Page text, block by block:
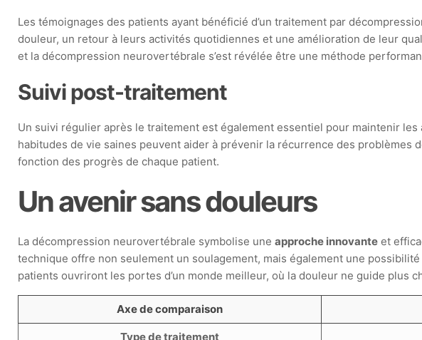
Les témoignages des patients ayant bénéficié d’un traitement par
douleur, un retour à leurs activités quotidiennes et une amélioration de leur
et la décompression neurovertébrale s’est révélée être une méthode
Suivi post-traitement
Un suivi régulier après le traitement est également essentiel pour maintenir
habitudes de vie saines peuvent aider à prévenir la récurrence des problèmes
fonction des progrès de chaque patient.
Un avenir sans douleurs
La décompression neurovertébrale symbolise uneapproche innovante et
technique offre non seulement un soulagement, mais également une
patients ouvriront les portes d’un monde meilleur, où la douleur ne guide plus
Axe de comparaison
Type de traitement